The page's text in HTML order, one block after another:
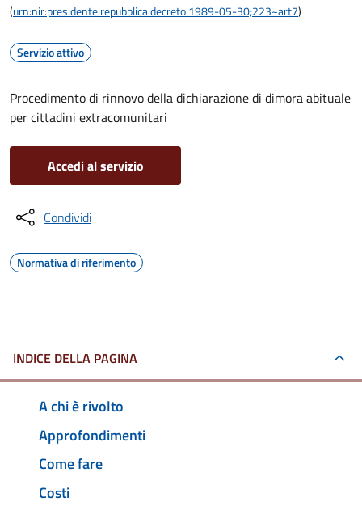
(urn:nir:presidente.repubblica:decreto:1989-05-30;223~art7)
Servizio attivo
Procedimento di rinnovo della dichiarazione di dimora abituale
per cittadini extracomunitari
Accedi al servizio
Condividi
Normativa di riferimento
INDICE DELLA PAGINA
A chi è rivolto
Approfondimenti
Come fare
Costi